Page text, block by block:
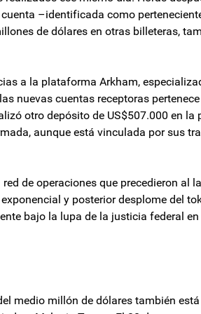
–identificada como
de dólares en otras billeteras,
a la plataforma Arkham,
nuevas cuentas receptoras
otro depósito de US$507.000 en la
aunque está vinculada por sus
de operaciones que precedieron al
y posterior desplome del
bajo la lupa de la justicia federal
medio millón de dólares también